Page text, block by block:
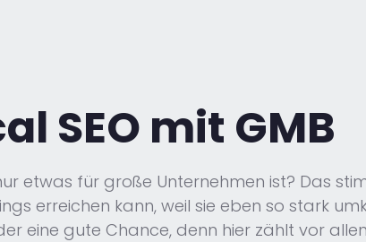
SEO mit GMB
etwas für große Unternehmen ist? Das
erreichen kann, weil sie eben so stark
eine gute Chance, denn hier zählt vor